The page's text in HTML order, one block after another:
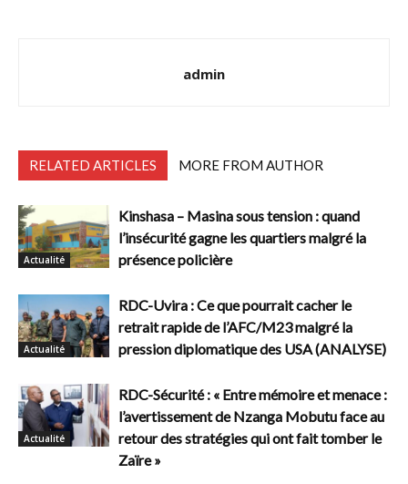
admin
RELATED ARTICLES MORE FROM AUTHOR
Actualité
Kinshasa – Masina sous tension : quand
l’insécurité gagne les quartiers malgré la
présence policière
Actualité
RDC-Uvira : Ce que pourrait cacher le
retrait rapide de l’AFC/M23 malgré la
pression diplomatique des USA (ANALYSE)
Actualité
RDC-Sécurité : « Entre mémoire et menace :
l’avertissement de Nzanga Mobutu face au
retour des stratégies qui ont fait tomber le
Zaïre »